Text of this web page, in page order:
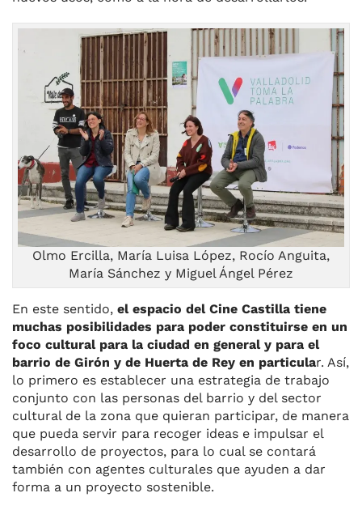
Olmo Ercilla, María Luisa López, Rocío Anguita,
María Sánchez y Miguel Ángel Pérez
En este sentido, el espacio del Cine Castilla tiene
muchas posibilidades para poder constituirse en un
foco cultural para la ciudad en general y para el
barrio de Girón y de Huerta de Rey en particular. Así,
lo primero es establecer una estrategia de trabajo
conjunto con las personas del barrio y del sector
cultural de la zona que quieran participar, de manera
que pueda servir para recoger ideas e impulsar el
desarrollo de proyectos, para lo cual se contará
también con agentes culturales que ayuden a dar
forma a un proyecto sostenible.